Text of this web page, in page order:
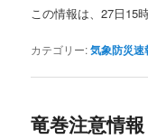
この情報は、27日15
カテゴリー:気象防災速
竜巻注意情報